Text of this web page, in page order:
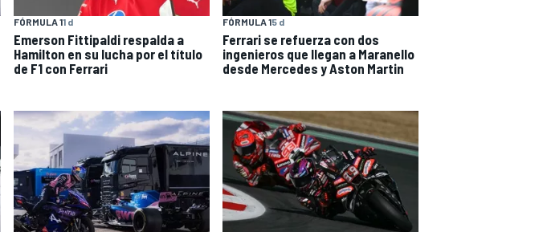
FÓRMULA 11 d
Emerson Fittipaldi respalda a
Hamilton en su lucha por el título
de F1 con Ferrari
FÓRMULA 15 d
Ferrari se refuerza con dos
ingenieros que llegan a Maranello
desde Mercedes y Aston Martin